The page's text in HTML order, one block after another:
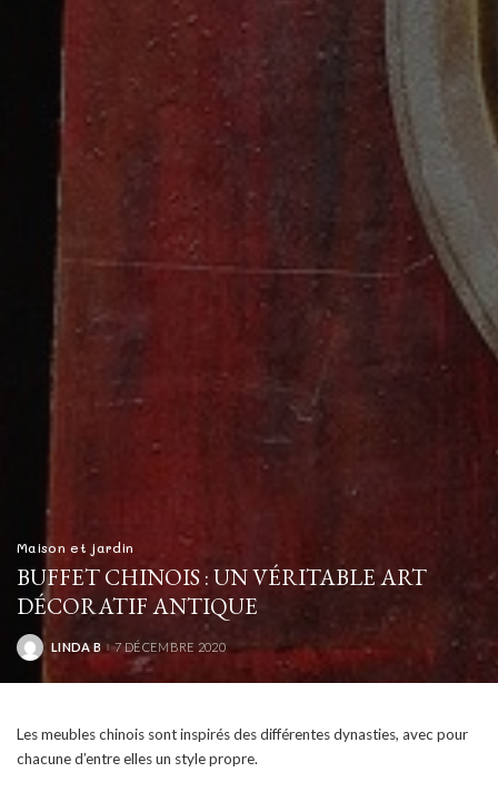
Maison et jardin
BUFFET CHINOIS : UN VÉRITABLE ART
DÉCORATIF ANTIQUE
POSTED
LINDA B 7 DÉCEMBRE 2020
Les meubles chinois sont inspirés des différentes dynasties, avec pour
chacune d’entre elles un style propre.